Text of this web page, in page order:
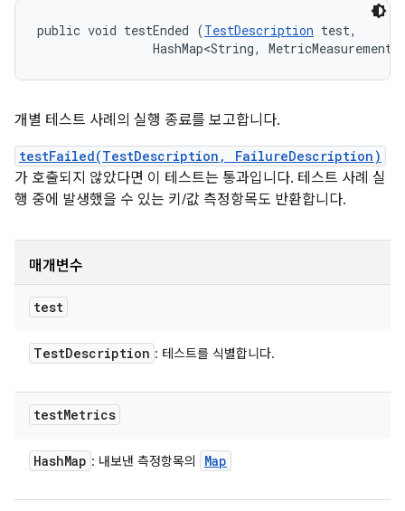
public void testEnded (TestDescription test,
HashMap<String,
개별 테스트 사례의 실행 종료를 보고합니다.
testFailed(TestDescription, FailureDescription)
가 호출되지 않았다면 이 테스트는 통과입니다. 테스트 사례 실
행 중에 발생했을 수 있는 키/값 측정항목도 반환합니다.
매개변수
test
TestDescription : 테스트를 식별합니다.
testMetrics
HashMap : 내보낸 측정항목의 Map